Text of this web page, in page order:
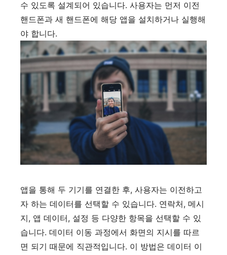
수 있도록 설계되어 있습니다. 사용자는 먼저 이전
핸드폰과 새 핸드폰에 해당 앱을 설치하거나 실행해
야 합니다.
앱을 통해 두 기기를 연결한 후, 사용자는 이전하고
자 하는 데이터를 선택할 수 있습니다. 연락처, 메시
지, 앱 데이터, 설정 등 다양한 항목을 선택할 수 있
습니다. 데이터 이동 과정에서 화면의 지시를 따르
면 되기 때문에 직관적입니다. 이 방법은 데이터 이